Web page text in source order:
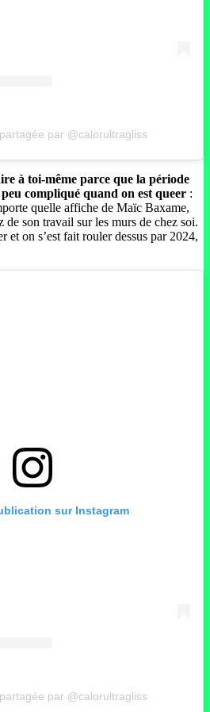
par @calorultragliss
à toi-même parce que la période
compliqué quand on est queer :
quelle affiche de Maïc Baxame,
de son travail sur les murs de chez soi.
et on s’est fait rouler dessus par 2024,
sur Instagram
par @calorultragliss